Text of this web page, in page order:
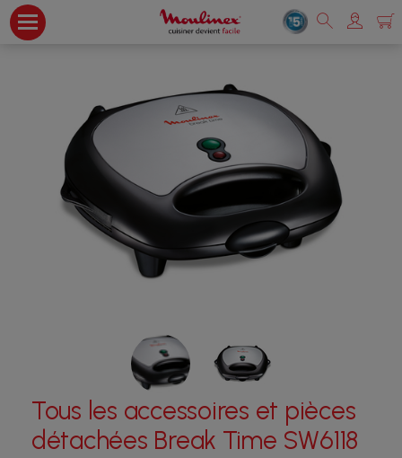
Tous les accessoires et pièces
détachées Break Time SW6118